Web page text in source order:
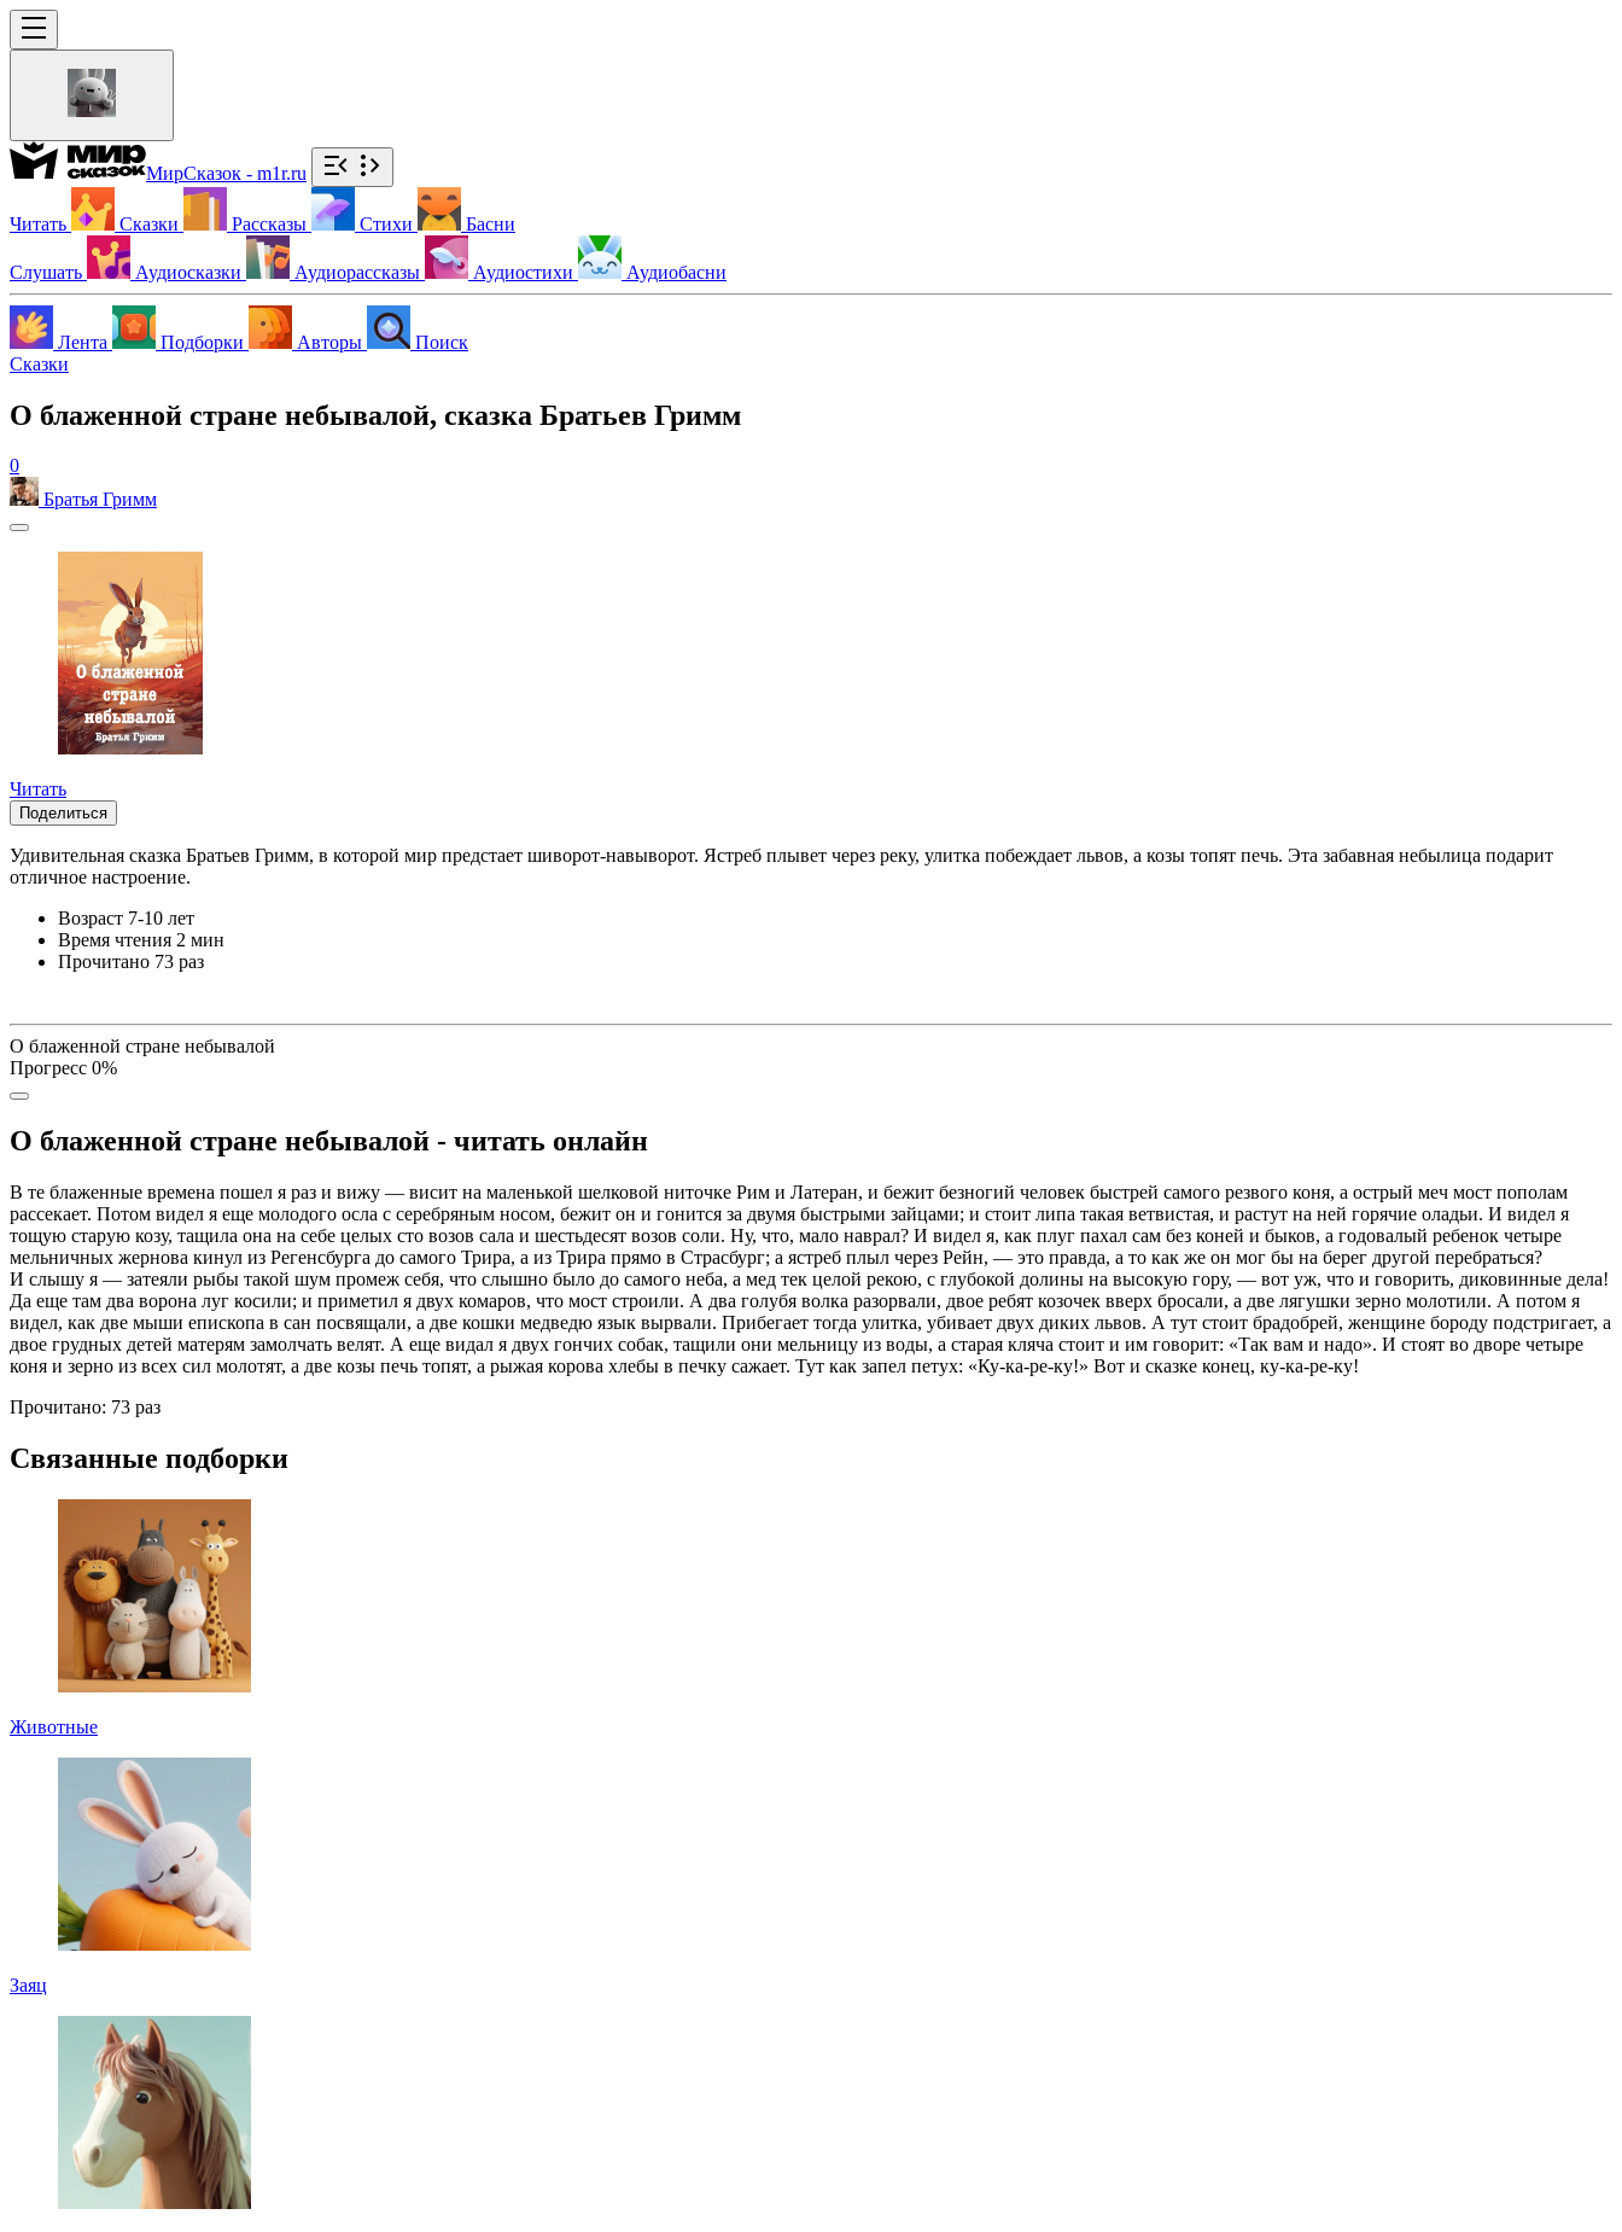
МирСказок - m1r.ru
Читать Сказки Рассказы Стихи Басни
Слушать Аудиосказки Аудиорассказы Аудиостихи Аудиобасни
Лента Подборки Авторы
Поиск
Сказки
О блаженной стране небывалой, сказка Братьев Гримм
0
Братья Гримм
Читать
Поделиться
Удивительная сказка Братьев Гримм, в которой мир предстает шиворот-навыворот. Ястреб плывет через реку, улитка побеждает львов, а козы топят печь. Эта забавная небылица подарит
отличное настроение.
Возраст 7-10 лет
Время чтения 2 мин
Прочитано 73 раз
О блаженной стране небывалой
Прогресс 0%
О блаженной стране небывалой - читать онлайн
В те блаженные времена пошел я раз и вижу — висит на маленькой шелковой ниточке Рим и Латеран, и бежит безногий человек быстрей самого резвого коня, а острый меч мост пополам
рассекает. Потом видел я еще молодого осла с серебряным носом, бежит он и гонится за двумя быстрыми зайцами; и стоит липа такая ветвистая, и растут на ней горячие оладьи. И видел я
тощую старую козу, тащила она на себе целых сто возов сала и шестьдесят возов соли. Ну, что, мало наврал? И видел я, как плуг пахал сам без коней и быков, а годовалый ребенок четыре
мельничных жернова кинул из Регенсбурга до самого Трира, а из Трира прямо в Страсбург; а ястреб плыл через Рейн, — это правда, а то как же он мог бы на берег другой перебраться?
И слышу я — затеяли рыбы такой шум промеж себя, что слышно было до самого неба, а мед тек целой рекою, с глубокой долины на высокую гору, — вот уж, что и говорить, диковинные дела!
Да еще там два ворона луг косили; и приметил я двух комаров, что мост строили. А два голубя волка разорвали, двое ребят козочек вверх бросали, а две лягушки зерно молотили. А потом я
видел, как две мыши епископа в сан посвящали, а две кошки медведю язык вырвали. Прибегает тогда улитка, убивает двух диких львов. А тут стоит брадобрей, женщине бороду подстригает, а
двое грудных детей матерям замолчать велят. А еще видал я двух гончих собак, тащили они мельницу из воды, а старая кляча стоит и им говорит: «Так вам и надо». И стоят во дворе четыре
коня и зерно из всех сил молотят, а две козы печь топят, а рыжая корова хлебы в печку сажает. Тут как запел петух: «Ку-ка-ре-ку!» Вот и сказке конец, ку-ка-ре-ку!
Прочитано: 73 раз
Связанные подборки
Животные
Заяц